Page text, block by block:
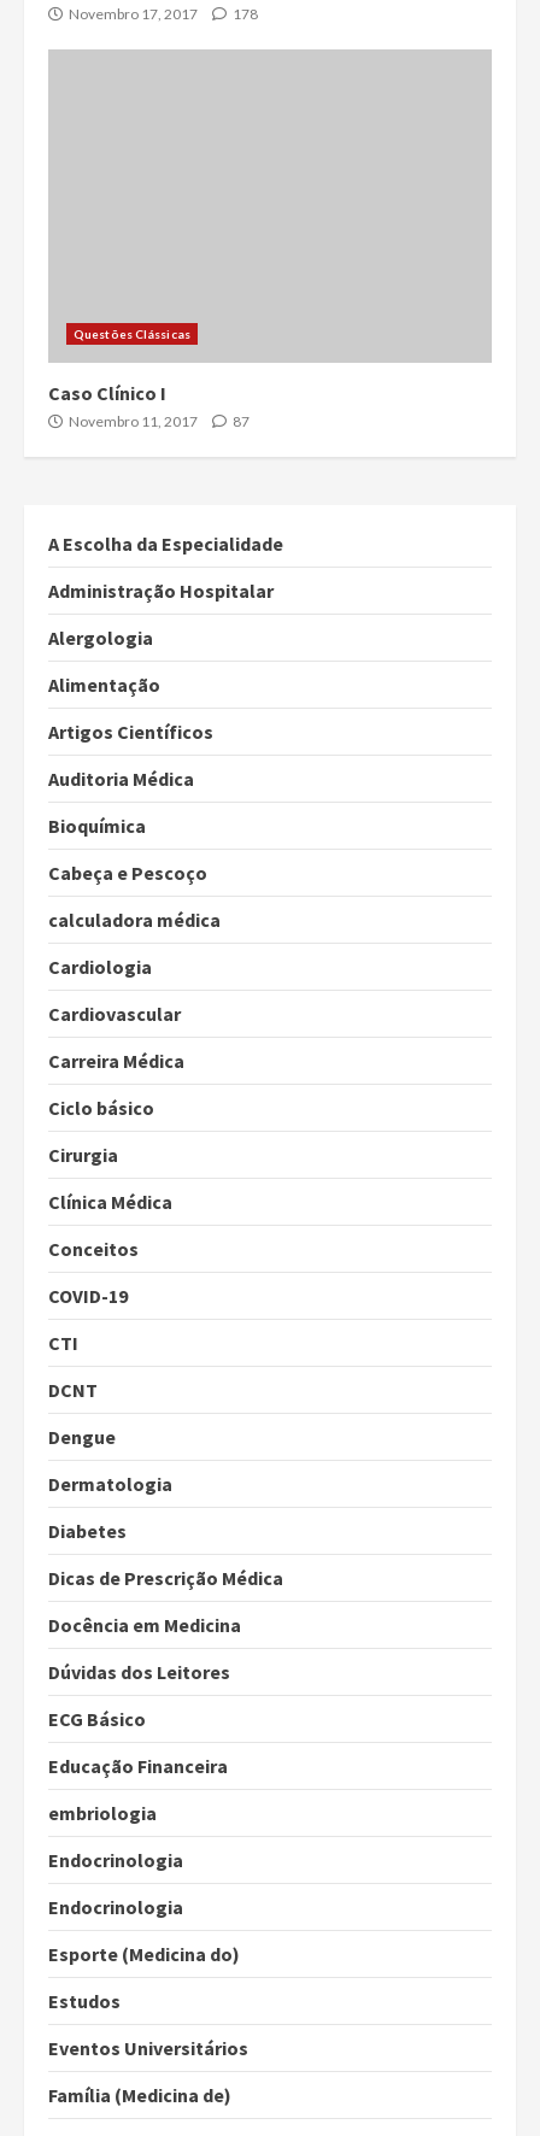
Novembro 17, 2017 178
Questões Clássicas
Caso Clínico I
Novembro 11, 2017 87
A Escolha da Especialidade
Administração Hospitalar
Alergologia
Alimentação
Artigos Científicos
Auditoria Médica
Bioquímica
Cabeça e Pescoço
calculadora médica
Cardiologia
Cardiovascular
Carreira Médica
Ciclo básico
Cirurgia
Clínica Médica
Conceitos
COVID-19
CTI
DCNT
Dengue
Dermatologia
Diabetes
Dicas de Prescrição Médica
Docência em Medicina
Dúvidas dos Leitores
ECG Básico
Educação Financeira
embriologia
Endocrinologia
Endocrinologia
Esporte (Medicina do)
Estudos
Eventos Universitários
Família (Medicina de)